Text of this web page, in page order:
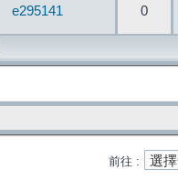
e295141 0
前往 :